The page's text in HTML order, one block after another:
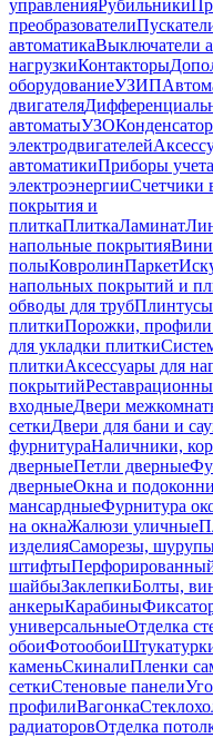
управленияРубильники
преобразователи
автоматикаВыключатели
нагрузкиКонтакторы
оборудованиеУЗИП
двигателя
автоматыУЗО
электродвигателей
автоматикиПриборы учета
электроэнергииСчетчики
покрытия и
плиткаПлиткаЛаминат
напольные покрытия
полыКовролинПаркет
напольных покрытий и
обводы для трубПлинтусы
плиткиПорожки, профили
для укладки плитки
плиткиАксессуары для
покрытий
входныеДвери
сеткиДвери для бани и
фурнитураНаличники,
дверныеПетли дверные
дверныеОкна и
мансардныеФурнитура
на окнаЖалюзи уличные
изделияСаморезы,
штифты
шайбыЗаклепкиБолты,
анкерыКарабины
универсальныеОтделка
обоиФотообои
каменьСкиналиПленки
сеткиСтеновые панели
профилиВагонка
радиаторовОтделка